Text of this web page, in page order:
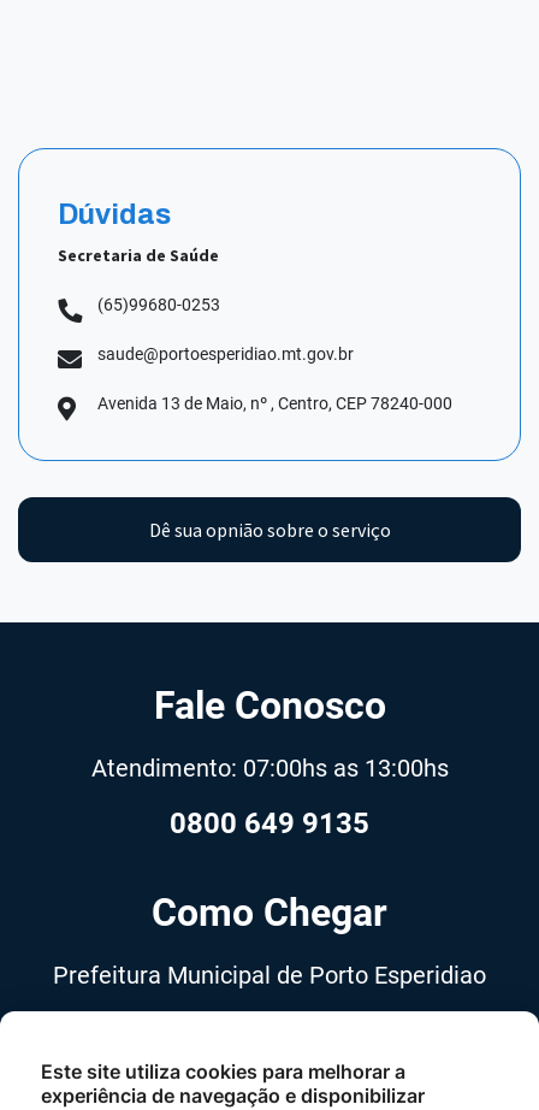
Dúvidas
Secretaria de Saúde
(65)99680-0253
saude@portoesperidiao.mt.gov.br
Avenida 13 de Maio, nº , Centro, CEP 78240-000
Dê sua opnião sobre o serviço
Fale Conosco
Atendimento: 07:00hs as 13:00hs
0800 649 9135
Como Chegar
Prefeitura Municipal de Porto Esperidiao
Centro, Porto Esperidião-MT, Cep
78240-000
Este site utiliza cookies para melhorar a
experiência de navegação e disponibilizar